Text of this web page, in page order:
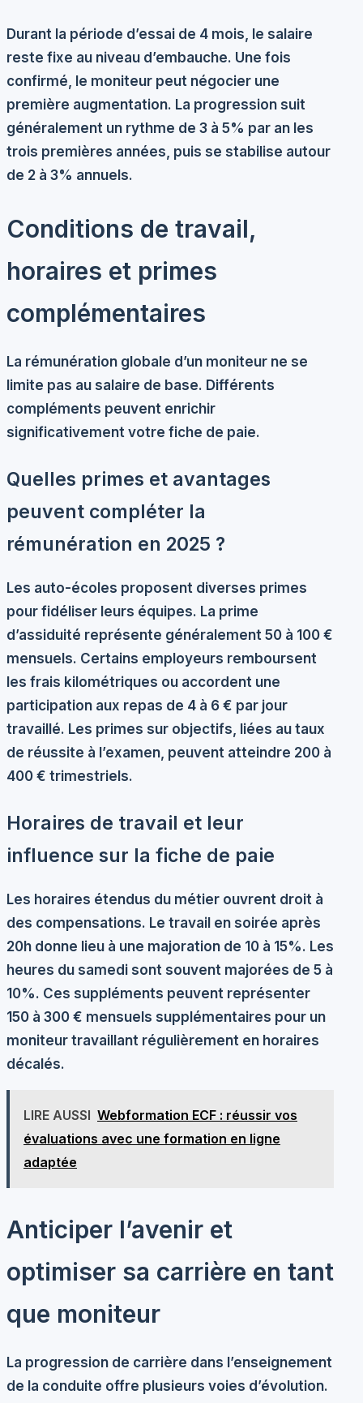
Durant la période d’essai de 4 mois, le salaire
reste fixe au niveau d’embauche. Une fois
confirmé, le moniteur peut négocier une
première augmentation. La progression suit
généralement un rythme de 3 à 5% par an les
trois premières années, puis se stabilise autour
de 2 à 3% annuels.
Conditions de travail,
horaires et primes
complémentaires
La rémunération globale d’un moniteur ne se
limite pas au salaire de base. Différents
compléments peuvent enrichir
significativement votre fiche de paie.
Quelles primes et avantages
peuvent compléter la
rémunération en 2025 ?
Les auto-écoles proposent diverses primes
pour fidéliser leurs équipes. La prime
d’assiduité représente généralement 50 à 100 €
mensuels. Certains employeurs remboursent
les frais kilométriques ou accordent une
participation aux repas de 4 à 6 € par jour
travaillé. Les primes sur objectifs, liées au taux
de réussite à l’examen, peuvent atteindre 200 à
400 € trimestriels.
Horaires de travail et leur
influence sur la fiche de paie
Les horaires étendus du métier ouvrent droit à
des compensations. Le travail en soirée après
20h donne lieu à une majoration de 10 à 15%. Les
heures du samedi sont souvent majorées de 5 à
10%. Ces suppléments peuvent représenter
150 à 300 € mensuels supplémentaires pour un
moniteur travaillant régulièrement en horaires
décalés.
LIRE AUSSI Webformation ECF : réussir vos
évaluations avec une formation en ligne
adaptée
Anticiper l’avenir et
optimiser sa carrière en tant
que moniteur
La progression de carrière dans l’enseignement
de la conduite offre plusieurs voies d’évolution.